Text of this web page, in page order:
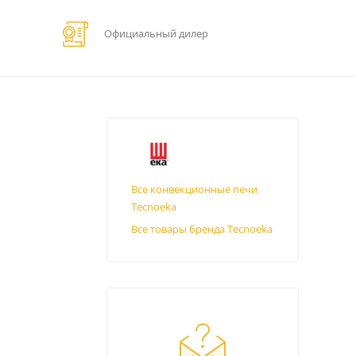
Официальный дилер
Все конвекционные печи
Tecnoeka
Все товары бренда Tecnoeka